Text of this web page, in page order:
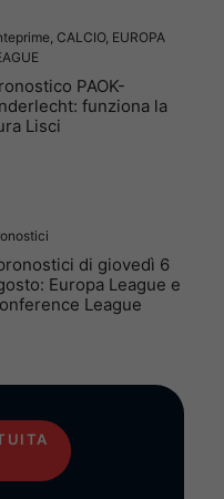
CALCIO, EUROPA
PAOK-
funziona la
Lisci
di giovedì 6
Europa League e
League